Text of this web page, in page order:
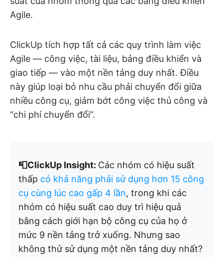
Agile.
ClickUp tích hợp tất cả các quy trình làm việc
Agile — công việc, tài liệu, bảng điều khiển và
giao tiếp — vào một nền tảng duy nhất. Điều
này giúp loại bỏ nhu cầu phải chuyển đổi giữa
nhiều công cụ, giảm bớt công việc thủ công và
“chi phí chuyển đổi”.
📮ClickUp Insight: Các nhóm có hiệu suất
thấp có khả năng phải sử dụng hơn 15 công
cụ cùng lúc cao gấp 4 lần, trong khi các
nhóm có hiệu suất cao duy trì hiệu quả
bằng cách giới hạn bộ công cụ của họ ở
mức 9 nền tảng trở xuống. Nhưng sao
không thử sử dụng một nền tảng duy nhất?